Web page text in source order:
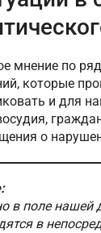
мнение по
которые
и для
о
в поле нашей
в